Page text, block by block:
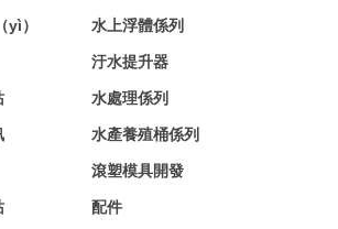
） 水上浮體係列
汙水提升器
水處理係列
水產養殖桶係列
滾塑模具開發
配件